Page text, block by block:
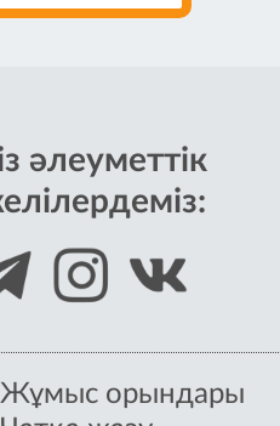
әлеуметтік
Жұмыс орындары